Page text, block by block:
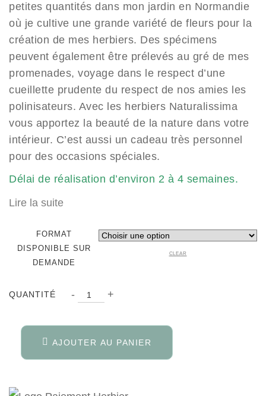
petites quantités dans mon jardin en Normandie
où je cultive une grande variété de fleurs pour la
création de mes herbiers. Des spécimens
peuvent également être prélevés au gré de mes
promenades, voyage dans le respect d’une
cueillette prudente du respect de nos amies les
polinisateurs. Avec les herbiers Naturalissima
vous apportez la beauté de la nature dans votre
intérieur. C’est aussi un cadeau très personnel
pour des occasions spéciales.
Délai de réalisation d’environ 2 à 4 semaines.
Lire la suite
FORMAT
DISPONIBLE SUR
DEMANDE
CLEAR
QUANTITÉ - QUANTITÉ
+
AJOUTER AU PANIER